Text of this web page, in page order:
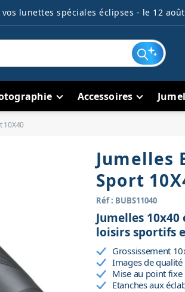
vos lunettes spéciales éclipses - le 12
Accessoires
10X40
Jumelles
Sport
Réf : BUBS11040
Jumelles
loisirs sportifs
Grossissement
Images de
Mise au point fixe
Etanches aux